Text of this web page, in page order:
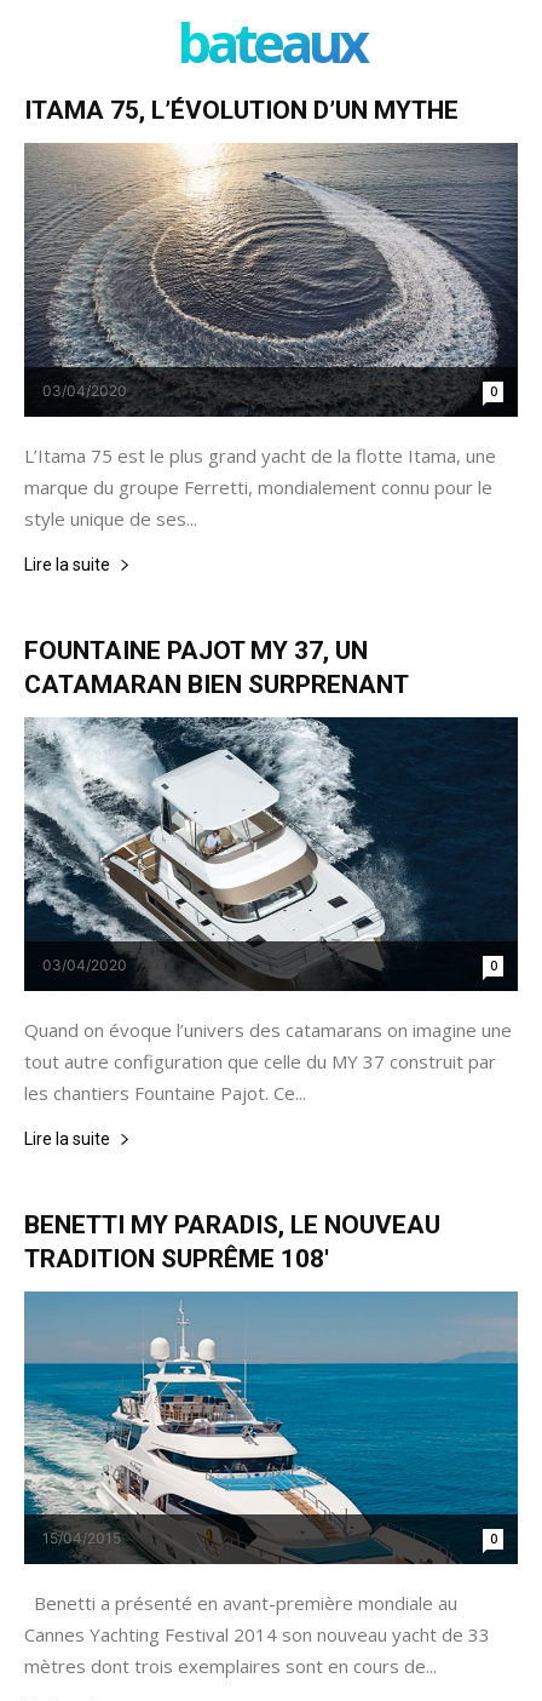
bateaux
ITAMA 75, L’ÉVOLUTION D’UN MYTHE
03/04/2020 0
L’Itama 75 est le plus grand yacht de la flotte Itama, une
marque du groupe Ferretti, mondialement connu pour le
style unique de ses...
Lire la suite
FOUNTAINE PAJOT MY 37, UN
CATAMARAN BIEN SURPRENANT
03/04/2020 0
Quand on évoque l’univers des catamarans on imagine une
tout autre configuration que celle du MY 37 construit par
les chantiers Fountaine Pajot. Ce...
Lire la suite
BENETTI MY PARADIS, LE NOUVEAU
TRADITION SUPRÊME 108′
15/04/2015 0
Benetti a présenté en avant-première mondiale au
Cannes Yachting Festival 2014 son nouveau yacht de 33
mètres dont trois exemplaires sont en cours de...